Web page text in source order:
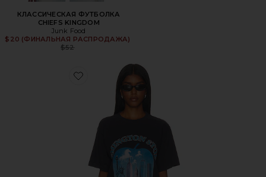
КЛАССИЧЕСКАЯ ФУТБОЛКА
CHIEFS KINGDOM
Junk Food
$20 (ФИНАЛЬНАЯ РАСПРОДАЖА)
Previous price:
$52
Favorite ФУТБОЛКА NA